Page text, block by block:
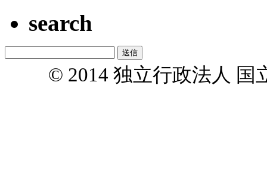
search
© 2014 独立行政法人 国